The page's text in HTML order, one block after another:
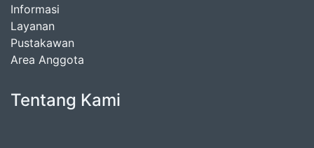
Informasi
Layanan
Pustakawan
Area Anggota
Tentang Kami